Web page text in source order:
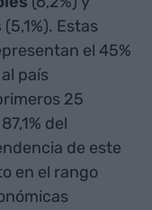
(5,1%). Estas
el 45%
país
25
del
de este
en el rango